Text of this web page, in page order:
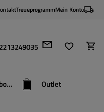
TreueprogrammMein Konto
Sonderangebote Outlet